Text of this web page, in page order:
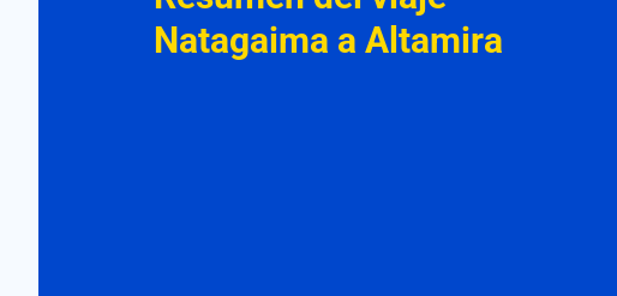
Natagaima a Altamira